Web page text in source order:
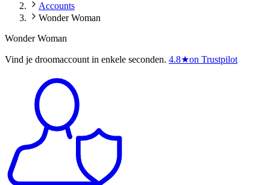
Accounts
Wonder Woman
Wonder Woman
Vind je droomaccount in enkele seconden. 4.8★on Trustpilot